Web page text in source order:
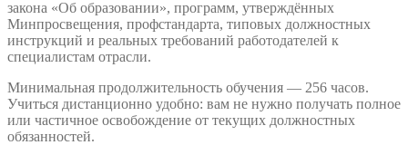
закона «Об образовании», программ, утверждённых
Минпросвещения, профстандарта, типовых должностных
инструкций и реальных требований работодателей к
специалистам отрасли.
Минимальная продолжительность обучения — 256 часов.
Учиться дистанционно удобно: вам не нужно получать полное
или частичное освобождение от текущих должностных
обязанностей.